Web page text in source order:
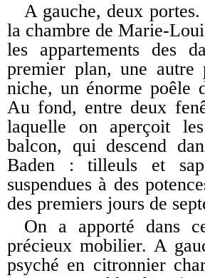
A gauche, deux
la chambre de Marie-
les appartements des
premier plan, une autre
niche, un énorme poêle
Au fond, entre deux
laquelle on aperçoit
balcon, qui descend
Baden : tilleuls et
suspendues à des
des premiers jours de
On a apporté dans
précieux mobilier. A
psyché en citronnier